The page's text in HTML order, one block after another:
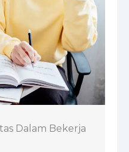
Dalam Bekerja